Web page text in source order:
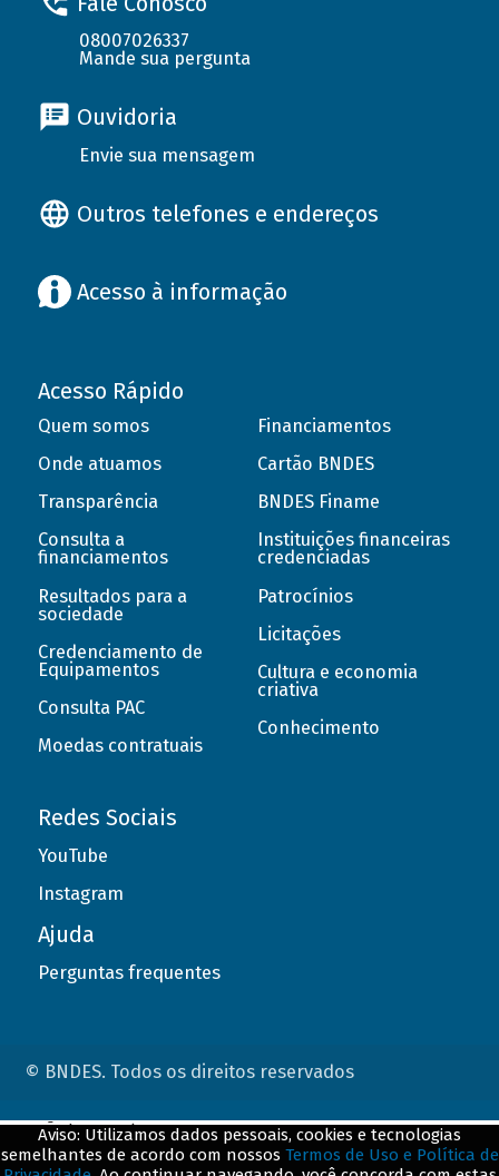
08007026337
Mande sua pergunta
Ouvidoria
Envie sua mensagem
Outros telefones e endereços
Acesso à informação
Acesso Rápido
Quem somos
Onde atuamos
Transparência
Consulta a
financiamentos
Resultados para a
sociedade
Credenciamento de
Equipamentos
Consulta PAC
Moedas contratuais
Financiamentos
Cartão BNDES
BNDES Finame
Instituições financeiras
credenciadas
Patrocínios
Licitações
Cultura e economia
criativa
Conhecimento
Redes Sociais
YouTube
Instagram
Ajuda
Perguntas frequentes
© BNDES. Todos os direitos reservados
Aviso: Utilizamos dados pessoais, cookies e tecnologias
semelhantes de acordo com nossos Termos de Uso e Política de
ConteÃºdo complementar
${title}${badge}